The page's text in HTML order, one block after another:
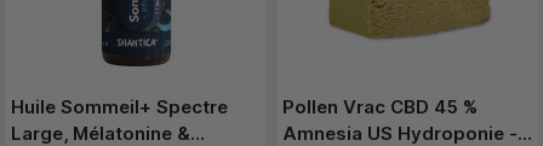
Huile Sommeil+ Spectre
Large, Mélatonine &…
Pollen Vrac CBD 45 %
Amnesia US Hydroponie -…